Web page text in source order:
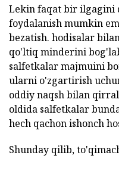
Lekin faqat bir ilgagini
foydalanish mumkin
bezatish. hodisalar
qo'ltiq minderini
salfetkalar majmuini
ularni o'zgartirish
oddiy naqsh bilan
oldida salfetkalar
hech qachon ishonch
Shunday qilib,